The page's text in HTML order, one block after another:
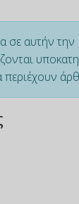
αυτήν την
περιέχουν